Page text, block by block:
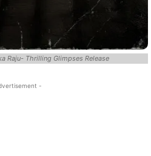
Raju- Thrilling Glimpses Release
-